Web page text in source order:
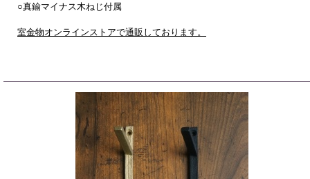
○真鍮マイナス木ねじ付属
室金物オンラインストアで通販しております。